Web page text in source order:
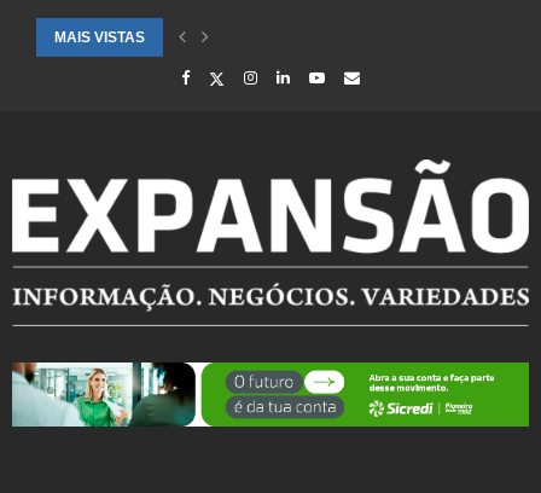
MAIS VISTAS
SAÚDE ALERTA PARA AUMENTO DE CASOS DE SÍNDROME GRIPAL